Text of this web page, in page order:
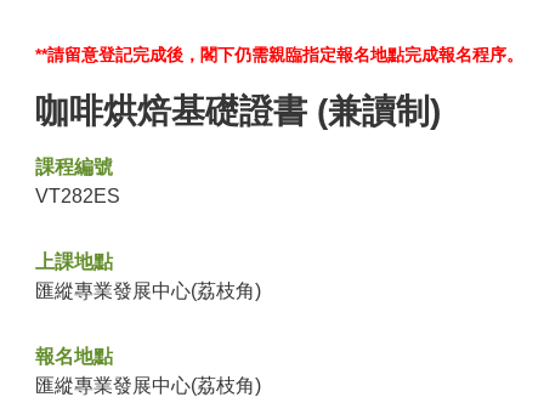
**請留意登記完成後，閣下仍需親臨指定報名地點完成報名程序。
咖啡烘焙基礎證書 (兼讀制)
課程編號
VT282ES
上課地點
匯縱專業發展中心(荔枝角)
報名地點
匯縱專業發展中心(荔枝角)